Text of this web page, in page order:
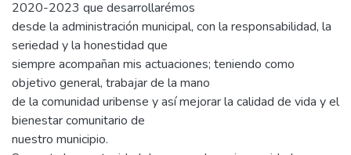
2020-2023 que desarrollarémos
desde la administración municipal, con la responsabilidad, la
seriedad y la honestidad que
siempre acompañan mis actuaciones; teniendo como
objetivo general, trabajar de la mano
de la comunidad uribense y así mejorar la calidad de vida y el
bienestar comunitario de
nuestro municipio.